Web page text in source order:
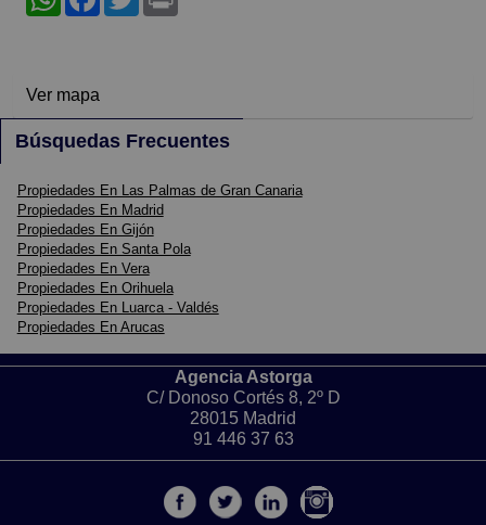
Ver mapa
Búsquedas Frecuentes
Propiedades En Las Palmas de Gran Canaria
Propiedades En Madrid
Propiedades En Gijón
Propiedades En Santa Pola
Propiedades En Vera
Propiedades En Orihuela
Propiedades En Luarca - Valdés
Propiedades En Arucas
Agencia Astorga
C/ Donoso Cortés 8, 2º D
28015 Madrid
91 446 37 63